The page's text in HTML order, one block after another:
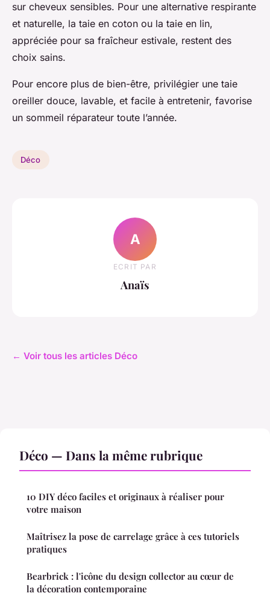
sur cheveux sensibles. Pour une alternative respirante
et naturelle, la taie en coton ou la taie en lin,
appréciée pour sa fraîcheur estivale, restent des
choix sains.
Pour encore plus de bien-être, privilégier une taie
oreiller douce, lavable, et facile à entretenir, favorise
un sommeil réparateur toute l’année.
Déco
A
ECRIT PAR
Anaïs
← Voir tous les articles Déco
Déco — Dans la même rubrique
10 DIY déco faciles et originaux à réaliser pour
votre maison
Maîtrisez la pose de carrelage grâce à ces tutoriels
pratiques
Bearbrick : l'icône du design collector au cœur de
la décoration contemporaine